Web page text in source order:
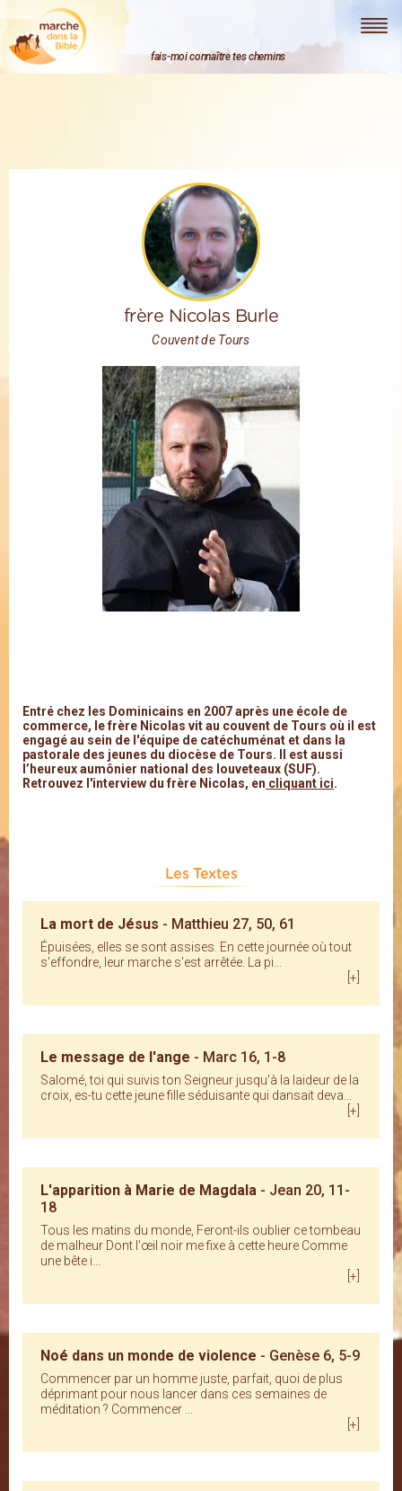
Marche dans la Bible
fais-moi connaître tes chemins
frère Nicolas Burle
Couvent de Tours
Entré chez les Dominicains en 2007 après une école de
commerce, le frère Nicolas vit au couvent de Tours où il est
engagé au sein de l'équipe de catéchuménat et dans la
pastorale des jeunes du diocèse de Tours. Il est aussi
l’heureux aumônier national des louveteaux (SUF).
Retrouvez l'interview du frère Nicolas, en cliquant ici.
Les Textes
La mort de Jésus - Matthieu 27, 50, 61
Épuisées, elles se sont assises. En cette journée où tout
s'effondre, leur marche s'est arrêtée. La pi...
[+]
Le message de l'ange - Marc 16, 1-8
Salomé, toi qui suivis ton Seigneur jusqu'à la laideur de la
croix, es-tu cette jeune fille séduisante qui dansait deva...
[+]
L'apparition à Marie de Magdala - Jean 20, 11-
18
Tous les matins du monde, Feront-ils oublier ce tombeau
de malheur Dont l'œil noir me fixe à cette heure Comme
une bête i...
[+]
Noé dans un monde de violence - Genèse 6, 5-9
Commencer par un homme juste, parfait, quoi de plus
déprimant pour nous lancer dans ces semaines de
méditation ? Commencer ...
[+]